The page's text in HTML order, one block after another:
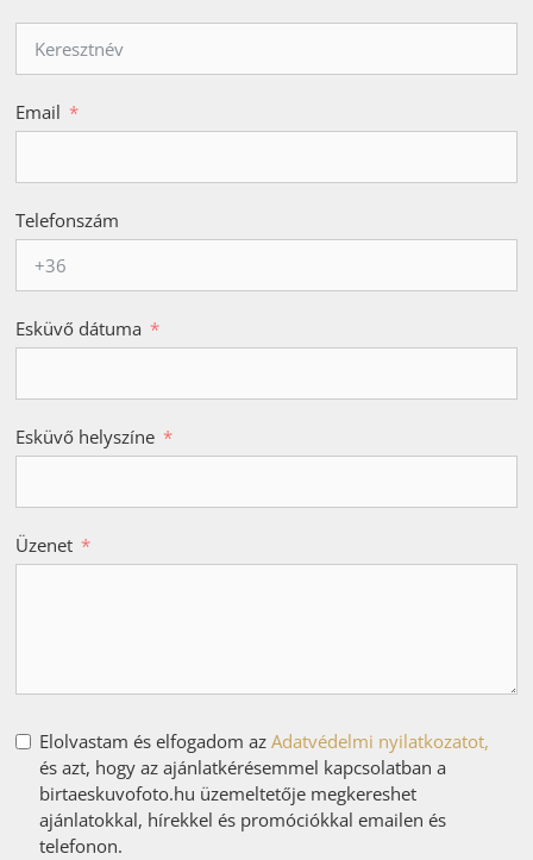
Email
Telefonszám
Esküvő dátuma
Esküvő helyszíne
Üzenet
Elolvastam és elfogadom azAdatvédelmi nyilatkozatot,
és azt, hogy az ajánlatkérésemmel kapcsolatban a
birtaeskuvofoto.hu üzemeltetője megkereshet
ajánlatokkal, hírekkel és promóciókkal emailen és
telefonon.